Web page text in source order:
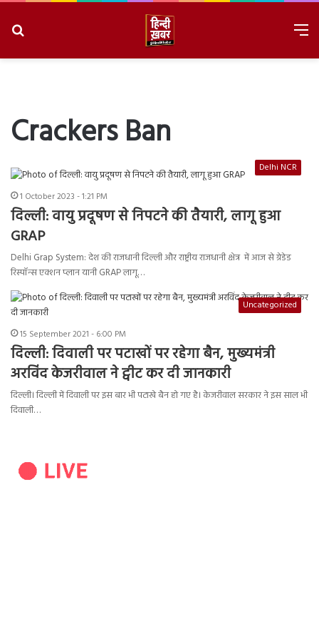
Crackers Ban
Delhi NCR
1 October 2023 - 1:21 PM
दिल्ली: वायु प्रदूषण से निपटने की तैयारी, लागू हुआ
GRAP
Delhi Grap System: देश की राजधानी दिल्ली और राष्ट्रीय राजधानी क्षेत्र में आज से ग्रेडेड
रिस्पॉन्स एक्शन प्लान यानी GRAP लागू…
Uncategorized
15 September 2021 - 6:00 PM
दिल्ली: दिवाली पर पटाखों पर रहेगा बैन, मुख्यमंत्री
अरविंद केजरीवाल ने ट्वीट कर दी जानकारी
दिल्ली। दिल्ली में दिवाली पर इस बार भी पटाखे बैन हो गए है। केजरीवाल सरकार ने इस साल भी
दिवाली…